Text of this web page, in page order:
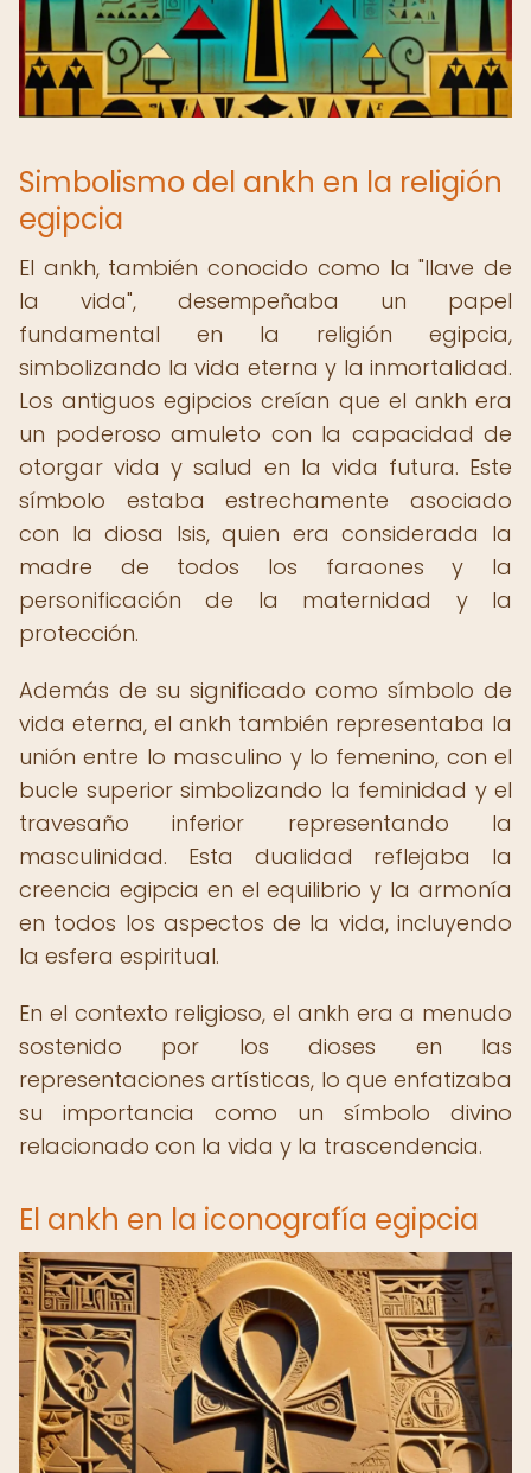
Simbolismo del ankh en la religión
egipcia
El ankh, también conocido como la "llave de
la vida", desempeñaba un papel
fundamental en la religión egipcia,
simbolizando la vida eterna y la inmortalidad.
Los antiguos egipcios creían que el ankh era
un poderoso amuleto con la capacidad de
otorgar vida y salud en la vida futura. Este
símbolo estaba estrechamente asociado
con la diosa Isis, quien era considerada la
madre de todos los faraones y la
personificación de la maternidad y la
protección.
Además de su significado como símbolo de
vida eterna, el ankh también representaba la
unión entre lo masculino y lo femenino, con el
bucle superior simbolizando la feminidad y el
travesaño inferior representando la
masculinidad. Esta dualidad reflejaba la
creencia egipcia en el equilibrio y la armonía
en todos los aspectos de la vida, incluyendo
la esfera espiritual.
En el contexto religioso, el ankh era a menudo
sostenido por los dioses en las
representaciones artísticas, lo que enfatizaba
su importancia como un símbolo divino
relacionado con la vida y la trascendencia.
El ankh en la iconografía egipcia